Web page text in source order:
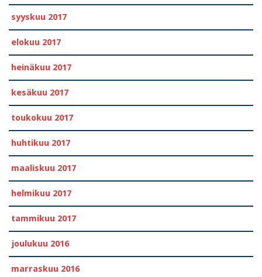
syyskuu 2017
elokuu 2017
heinäkuu 2017
kesäkuu 2017
toukokuu 2017
huhtikuu 2017
maaliskuu 2017
helmikuu 2017
tammikuu 2017
joulukuu 2016
marraskuu 2016